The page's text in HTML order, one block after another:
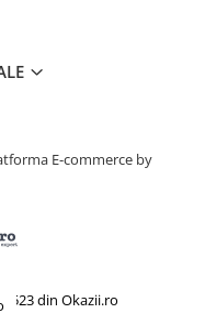
E-commerce by